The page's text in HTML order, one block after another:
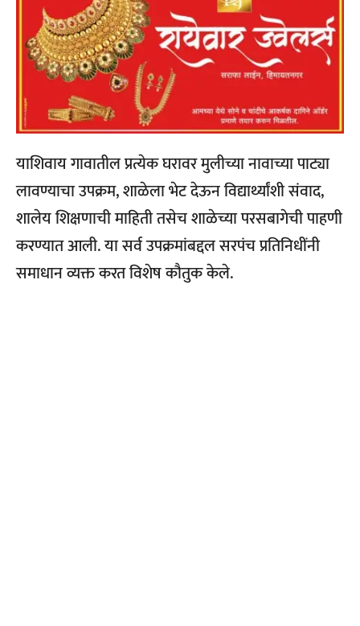
याशिवाय गावातील प्रत्येक घरावर मुलीच्या नावाच्या पाट्या
लावण्याचा उपक्रम, शाळेला भेट देऊन विद्यार्थ्यांशी संवाद,
शालेय शिक्षणाची माहिती तसेच शाळेच्या परसबागेची पाहणी
करण्यात आली. या सर्व उपक्रमांबद्दल सरपंच प्रतिनिधींनी
समाधान व्यक्त करत विशेष कौतुक केले.